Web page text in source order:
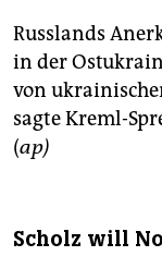
Russlands
in der
von
sagte Kreml-
(ap)
Scholz will